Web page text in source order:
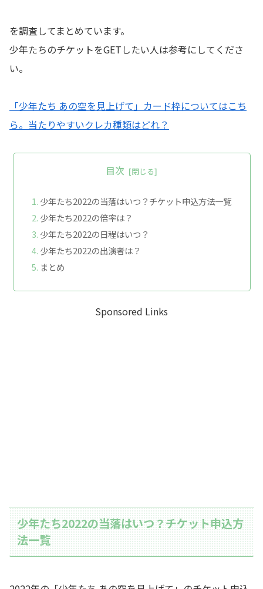
を調査してまとめています。
少年たちのチケットをGETしたい人は参考にしてくださ
い。
「少年たち あの空を見上げて」カード枠についてはこち
ら。当たりやすいクレカ種類はどれ？
目次
少年たち2022の当落はいつ？チケット申込方法一覧
少年たち2022の倍率は？
少年たち2022の日程はいつ？
少年たち2022の出演者は？
まとめ
Sponsored Links
少年たち2022の当落はいつ？チケット申込方
法一覧